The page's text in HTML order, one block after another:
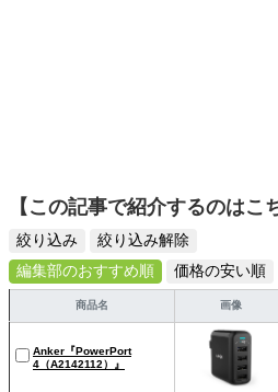
【この記事で紹介するのはこ
絞り込み
絞り込み解除
編集部のおすすめ順
価格の安い順
商品名 画像
Anker『PowerPort
4（‎A2142112）』